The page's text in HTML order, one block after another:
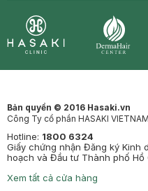
Bản quyền © 2016 Hasaki.vn
Công Ty cổ phần HASAKI VIETNAM
Hotline: 1800 6324
Giấy chứng nhận Đăng ký Kinh
hoạch và Đầu tư Thành phố Hồ
Xem tất cả cửa hàng